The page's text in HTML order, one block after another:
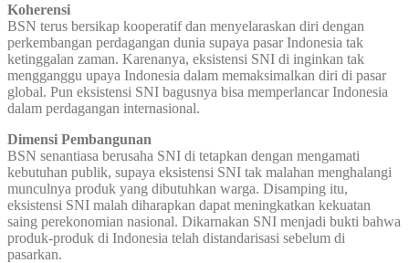
Koherensi
BSN terus bersikap kooperatif dan menyelaraskan diri dengan
perkembangan perdagangan dunia supaya pasar Indonesia tak
ketinggalan zaman. Karenanya, eksistensi SNI di inginkan tak
mengganggu upaya Indonesia dalam memaksimalkan diri di pasar
global. Pun eksistensi SNI bagusnya bisa memperlancar Indonesia
dalam perdagangan internasional.
Dimensi Pembangunan
BSN senantiasa berusaha SNI di tetapkan dengan mengamati
kebutuhan publik, supaya eksistensi SNI tak malahan menghalangi
munculnya produk yang dibutuhkan warga. Disamping itu,
eksistensi SNI malah diharapkan dapat meningkatkan kekuatan
saing perekonomian nasional. Dikarnakan SNI menjadi bukti bahwa
produk-produk di Indonesia telah distandarisasi sebelum di
pasarkan.